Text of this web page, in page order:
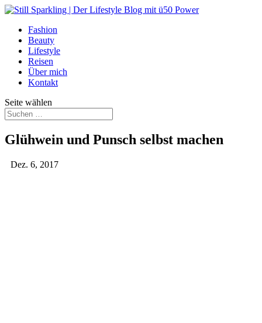
Fashion
Beauty
Lifestyle
Reisen
Über mich
Kontakt
Seite wählen
Glühwein und Punsch selbst machen
Dez. 6, 2017